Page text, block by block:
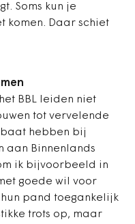
Soms kun je
komen. Daar schiet
BBL leiden niet
tot vervelende
hebben bij
aan Binnenlands
ik bijvoorbeeld in
goede wil voor
pand toegankelijk
trots op, maar